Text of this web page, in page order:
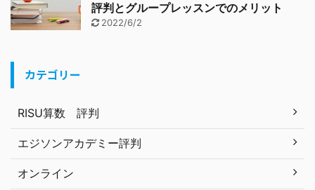
評判とグループレッスンでのメリット
2022/6/2
カテゴリー
RISU算数 評判
エジソンアカデミー評判
オンライン